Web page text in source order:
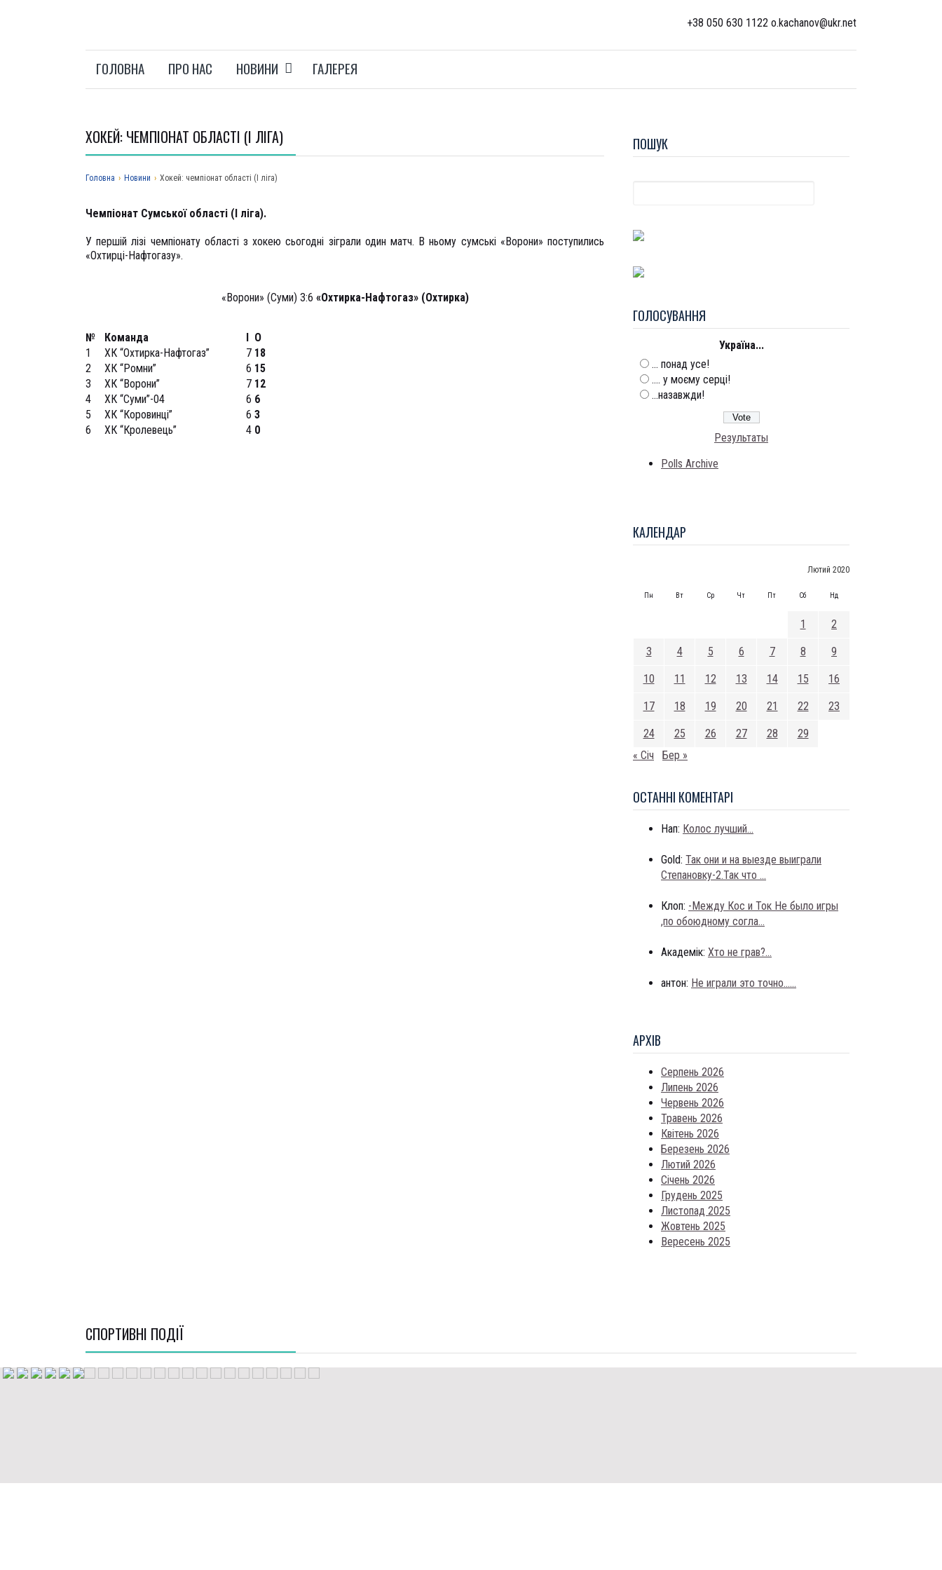
+38 050 630 1122 o.kachanov@ukr.net
ГОЛОВНА ПРО НАС НОВИНИ ГАЛЕРЕЯ
ПОШУК
ГОЛОСУВАННЯ
Україна...
... понад усе!
.... у моєму серці!
...назавжди!
Результаты
Polls Archive
КАЛЕНДАР
Лютий 2020
Пн Вт Ср Чт Пт Сб Нд
1 2
3 4 5 6 7 8 9
10 11 12 13 14 15 16
17 18 19 20 21 22 23
24 25 26 27 28
29
« Січ
Бер »
ОСТАННI КОМЕНТАРI
Нап: Колос лучший...
Gold: Так они и на выезде выиграли
Степановку-2.Так что ...
Клоп: -Между Кос и Ток Не было игры
,по обоюдному согла...
Академік: Хто не грав?...
антон: Не играли это точно......
АРХIВ
Серпень 2026
Липень 2026
Червень 2026
Травень 2026
Квітень 2026
Березень 2026
Лютий 2026
Січень 2026
Грудень 2025
Листопад 2025
Жовтень 2025
Вересень 2025
ХОКЕЙ: ЧЕМПІОНАТ ОБЛАСТІ (І ЛІГА)
Головна › Новини › Хокей: чемпіонат області (І ліга)
Чемпіонат Сумської області (І ліга).
У першій лізі чемпіонату області з хокею сьогодні зіграли один матч. В ньому сумські «Ворони» поступились
«Охтирці-Нафтогазу».
«Ворони» (Суми) 3:6 «Охтирка-Нафтогаз» (Охтирка)
№ Команда І О
1
ХК “Охтирка-Нафтогаз” 7 18
2
ХК “Ромни” 6 15
3
ХК “Ворони” 7 12
4
ХК “Суми”-04 6 6
5
ХК “Коровинці” 6 3
6
ХК “Кролевець” 4 0
СПОРТИВНI ПОДІЇ